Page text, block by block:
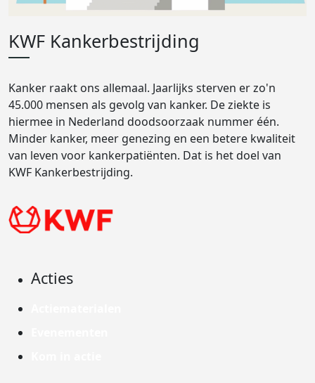
KWF Kankerbestrijding
Kanker raakt ons allemaal. Jaarlijks sterven er zo'n
45.000 mensen als gevolg van kanker. De ziekte is
hiermee in Nederland doodsoorzaak nummer één.
Minder kanker, meer genezing en een betere kwaliteit
van leven voor kankerpatiënten. Dat is het doel van
KWF Kankerbestrijding.
Acties